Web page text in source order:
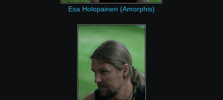
Esa Holopainen (Amorphis)